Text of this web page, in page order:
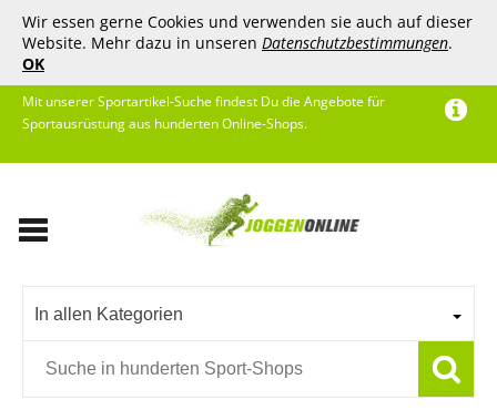
Wir essen gerne Cookies und verwenden sie auch auf dieser
Website. Mehr dazu in unseren Datenschutzbestimmungen.
OK
Mit unserer Sportartikel-Suche findest Du die Angebote für
Sportausrüstung aus hunderten Online-Shops.
In allen Kategorien